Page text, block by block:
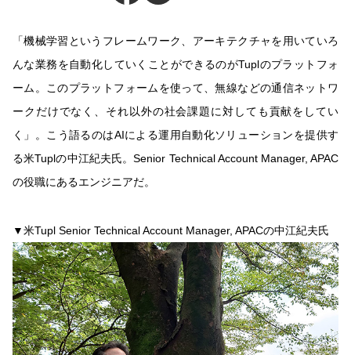
「機械学習というフレームワーク、アーキテクチャを用いていろ
んな業務を自動化していくことができるのがTuplのプラットフォ
ーム。このプラットフォームを使って、無線などの通信ネットワ
ークだけでなく、それ以外の社会課題に対しても貢献をしてい
く」。こう語るのはAIによる運用自動化ソリューションを提供す
る米Tuplの中江紀夫氏。Senior Technical Account Manager, APAC
の役職にあるエンジニアだ。
▼米Tupl Senior Technical Account Manager, APACの中江紀夫氏